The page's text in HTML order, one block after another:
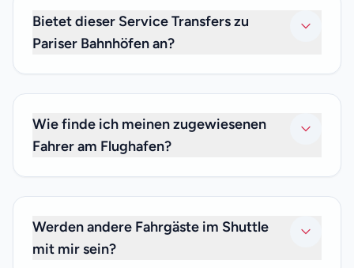
Flughafen Orly und Flughafen Beauvais-Tillé.
Bietet dieser Service Transfers zu
Pariser Bahnhöfen an?
Wie finde ich meinen zugewiesenen
Fahrer am Flughafen?
Wenn Sie den Fahrer nicht finden können, rufen Sie uns
bitte unter +33 (0)6 59 19 82 87 an.
Werden andere Fahrgäste im Shuttle
mit mir sein?